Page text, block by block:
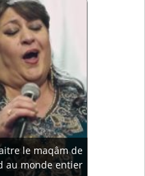
le maqâm de
au monde entier